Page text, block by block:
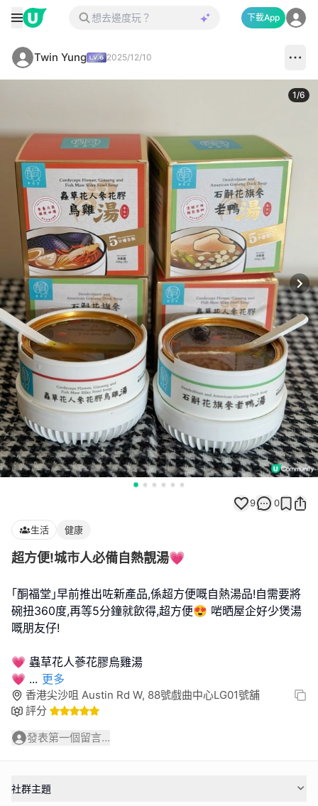
下載App
Twin Yung 2025/12/10
1/6
9 0
生活 健康
超方便!城市人必備自熱靚湯💗
｢酮福堂｣早前推出咗新產品,係超方便嘅自熱湯品!自需要將
碗扭360度,再等5分鐘就飲得,超方便😍 啱晒屋企好少煲湯
嘅朋友仔!
💗 蟲草花人蔘花膠烏雞湯
💗 ... 更多
香港尖沙咀 Austin Rd W, 88號戲曲中心LG01號舖
評分
發表第一個留言...
社群主題